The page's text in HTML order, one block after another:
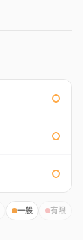
一般 有限